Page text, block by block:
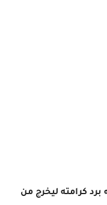
كرامته ليخرج من